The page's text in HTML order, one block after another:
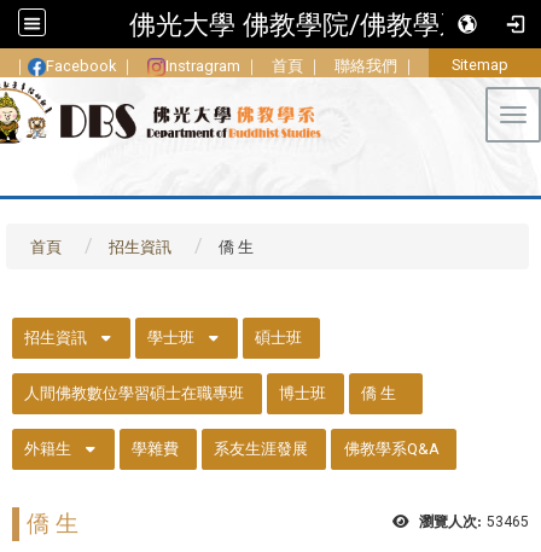
佛光大學 佛教學院/佛教學系
｜ Facebook ｜ Instragram ｜ 首頁 ｜ 聯絡我們 ｜ Sitemap
首頁 招生資訊 僑 生
招生資訊 學士班 碩士班
人間佛教數位學習碩士在職專班 博士班 僑 生
外籍生 學雜費 系友生涯發展 佛教學系Q&A
瀏覽人次: 53465
僑 生